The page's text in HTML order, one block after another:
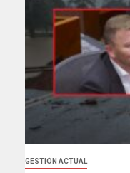
GESTIÓN ACTUAL